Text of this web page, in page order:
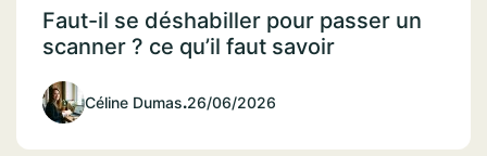
Faut-il se déshabiller pour passer un
scanner ? ce qu’il faut savoir
Céline Dumas.26/06/2026